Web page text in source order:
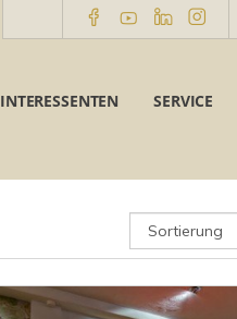
INTERESSENTEN SERVICE